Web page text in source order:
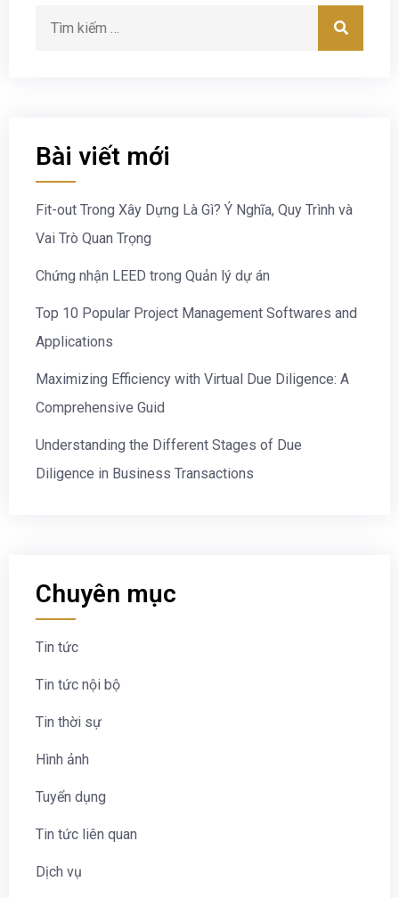
Bài viết mới
Fit-out Trong Xây Dựng Là Gì? Ý Nghĩa, Quy Trình và
Vai Trò Quan Trọng
Chứng nhận LEED trong Quản lý dự án
Top 10 Popular Project Management Softwares and
Applications
Maximizing Efficiency with Virtual Due Diligence: A
Comprehensive Guid
Understanding the Different Stages of Due
Diligence in Business Transactions
Chuyên mục
Tin tức
Tin tức nội bộ
Tin thời sự
Hình ảnh
Tuyển dụng
Tin tức liên quan
Dịch vụ